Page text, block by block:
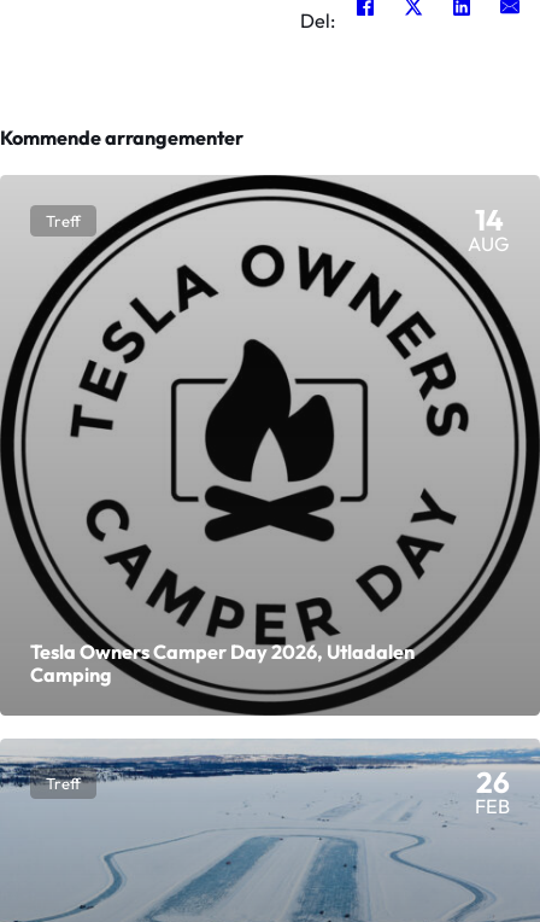
Del:
Kommende arrangementer
Treff 14
AUG
Tesla Owners Camper Day 2026, Utladalen
Camping
Treff 26
FEB